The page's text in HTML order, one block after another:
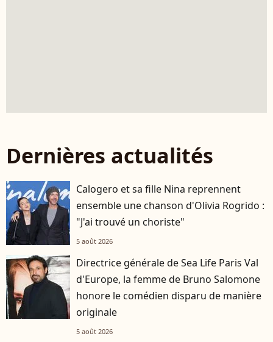
Dernières actualités
Calogero et sa fille Nina reprennent
ensemble une chanson d'Olivia Rogrido :
"J'ai trouvé un choriste"
5 août 2026
Directrice générale de Sea Life Paris Val
d'Europe, la femme de Bruno Salomone
honore le comédien disparu de manière
originale
5 août 2026